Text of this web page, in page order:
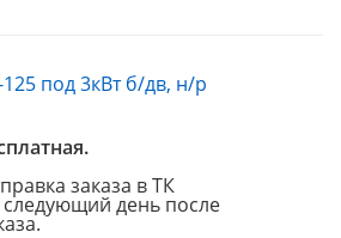
под 3кВт б/дв, н/р
заказа в ТК
следующий день после